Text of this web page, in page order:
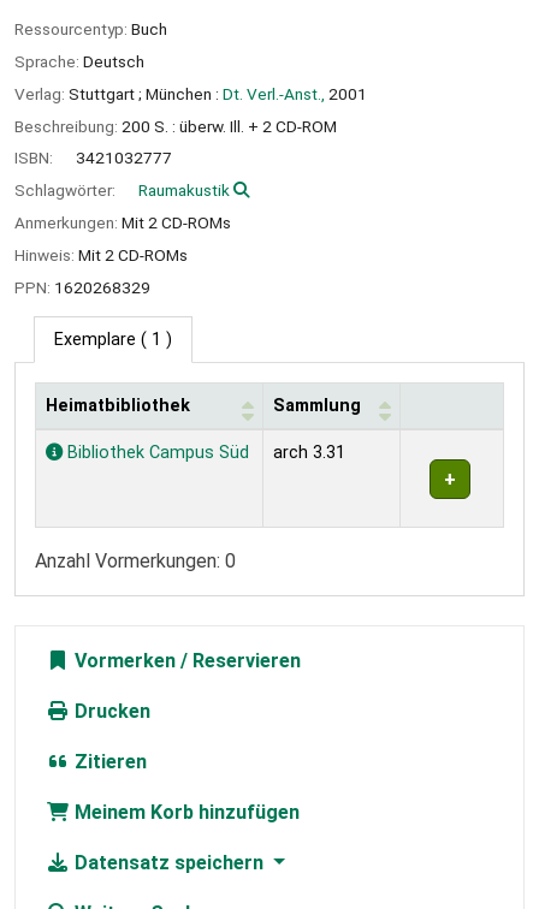
Ressourcentyp: Buch
Sprache: Deutsch
Verlag: Stuttgart ; München : Dt. Verl.-Anst.,
2001
Beschreibung: 200 S. : überw. Ill. + 2 CD-ROM
ISBN:
3421032777
Schlagwörter:
Raumakustik
Anmerkungen: Mit 2 CD-ROMs
Hinweis: Mit 2 CD-ROMs
PPN: 1620268329
Exemplare ( 1 )
Exemplare
Heimatbibliothek Sammlung
Bibliothek Campus Süd arch 3.31
Anzahl Vormerkungen: 0
Vormerken
Drucken
Zitieren
Meinem Korb hinzufügen
Datensatz speichern